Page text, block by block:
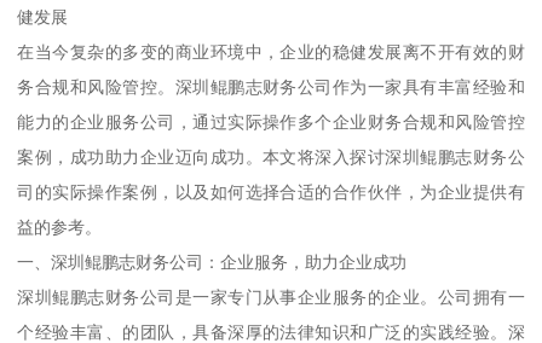
健发展
在当今复杂的多变的商业环境中，企业的稳健发展离不开有效的财
务合规和风险管控。深圳鲲鹏志财务公司作为一家具有丰富经验和
能力的企业服务公司，通过实际操作多个企业财务合规和风险管控
案例，成功助力企业迈向成功。本文将深入探讨深圳鲲鹏志财务公
司的实际操作案例，以及如何选择合适的合作伙伴，为企业提供有
益的参考。
一、深圳鲲鹏志财务公司：企业服务，助力企业成功
深圳鲲鹏志财务公司是一家专门从事企业服务的企业。公司拥有一
个经验丰富、的团队，具备深厚的法律知识和广泛的实践经验。深